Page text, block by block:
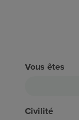
Vous êtes
Civilité